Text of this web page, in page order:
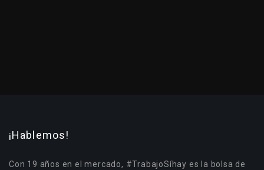
¡Hablemos!
Con 19 años en el mercado, #TrabajoSíhay es la bolsa de